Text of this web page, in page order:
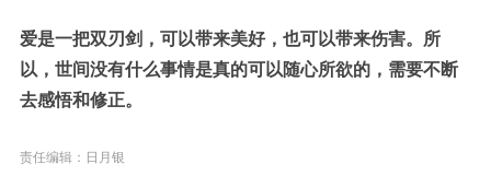
爱是一把双刃剑，可以带来美好，也可以带来伤害。所
以，世间没有什么事情是真的可以随心所欲的，需要不断
去感悟和修正。
责任编辑：日月银